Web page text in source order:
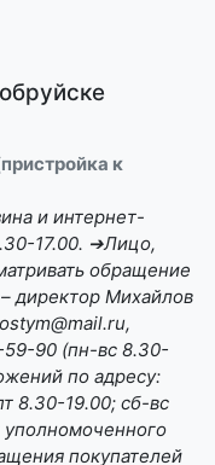
к
и интернет-
17.00. ➔Лицо,
обращение
директор Михайлов
90 (пн-вс 8.30-
по адресу:
8.30-19.00; сб-вс
покупателей